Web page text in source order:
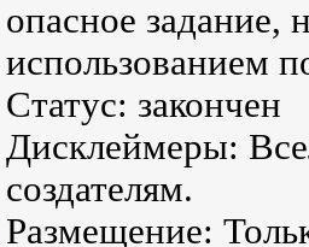
опасное задание,
использованием
Статус: закончен
Дисклеймеры:
создателям.
Размещение: